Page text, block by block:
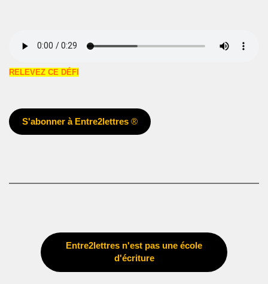
RELEVEZ CE DÉFI
S'abonner à Entre2lettres®
Entre2lettres n'est pas une école
d'écriture